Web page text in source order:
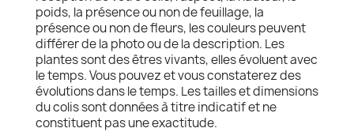
poids, la présence ou non de feuillage, la
présence ou non de fleurs, les couleurs peuvent
différer de la photo ou de la description. Les
plantes sont des êtres vivants, elles évoluent avec
le temps. Vous pouvez et vous constaterez des
évolutions dans le temps. Les tailles et dimensions
du colis sont données à titre indicatif et ne
constituent pas une exactitude.